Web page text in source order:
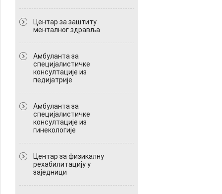
Центар за заштиту
менталног здравља
Амбуланта за
специјалистичке
консултације из
педијатрије
Амбуланта за
специјалистичке
консултације из
гинекологије
Центар за физикалну
рехабилитацију у
заједници